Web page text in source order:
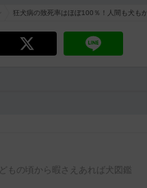
狂犬病の致死率はほぼ100％！人間も犬も
もの頃から暇さえあれば犬図鑑